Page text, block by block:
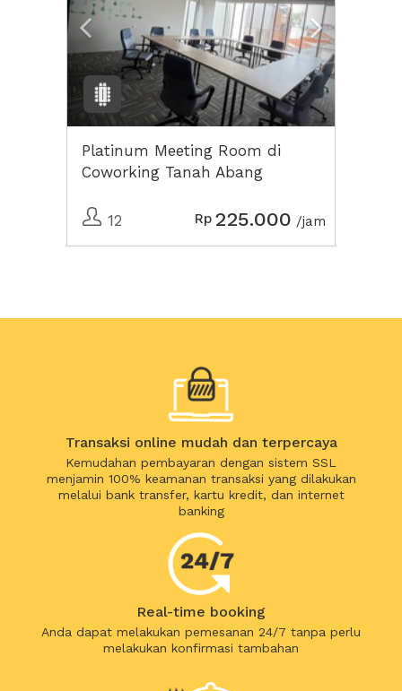
Platinum Meeting Room di
Coworking Tanah Abang
12 Rp 225.000 /jam
Transaksi online mudah dan terpercaya
Kemudahan pembayaran dengan sistem SSL
menjamin 100% keamanan transaksi yang dilakukan
melalui bank transfer, kartu kredit, dan internet
banking
Real-time booking
Anda dapat melakukan pemesanan 24/7 tanpa perlu
melakukan konfirmasi tambahan